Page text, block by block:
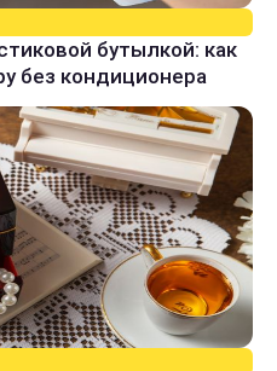
бутылкой: как
без кондиционера